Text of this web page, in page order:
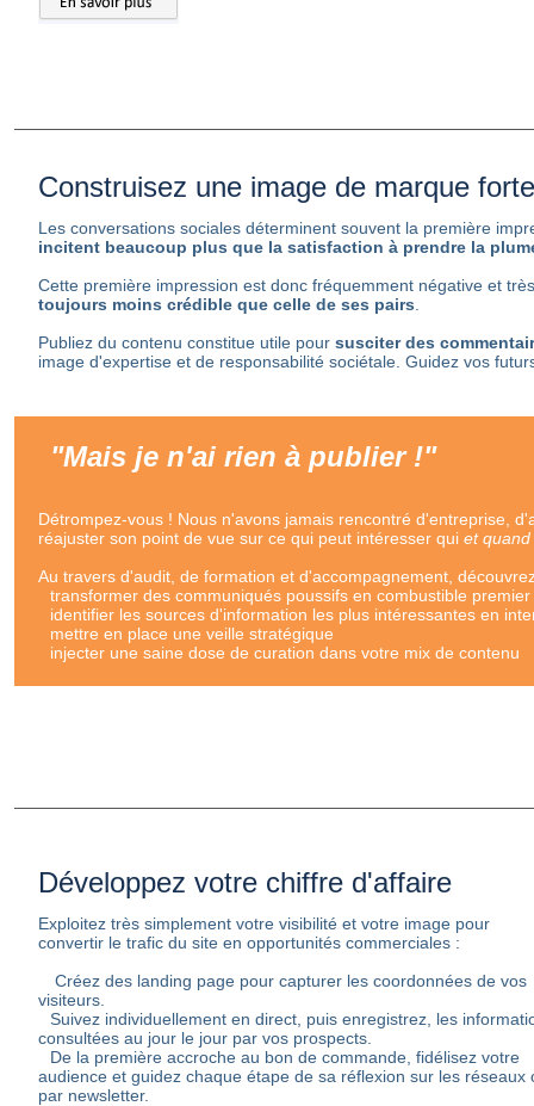
Construisez une image de marque forte
Les conversations sociales déterminent souvent la première
incitent beaucoup plus que la satisfaction à prendre la
Cette première impression est donc fréquemment négative et
toujours moins crédible que celle de ses pairs
Publiez du contenu constitue utile pour susciter des
image d'expertise et de responsabilité sociétale. Guidez vos
"Mais je n'ai rien à publier !"
Détrompez-vous ! Nous n'avons jamais rencontré d'entreprise,
réajuster son point de vue sur ce qui peut intéresser qui et quand
Au travers d'audit, de formation et d'accompagnement,
transformer des communiqués poussifs en combustible premier
identifier les sources d'information les plus intéressantes en
mettre en place une veille stratégique
injecter une saine dose de curation dans votre mix de contenu
Développez votre chiffre d'affaire
Exploitez très simplement votre visibilité et votre image pour
convertir le trafic du site en opportunités commerciales :
Créez des landing page pour capturer les coordonnées de vos
visiteurs.
Suivez individuellement en direct, puis enregistrez, les
consultées au jour le jour par vos prospects.
De la première accroche au bon de commande, fidélisez votre
audience et guidez chaque étape de sa réflexion sur les réseaux
par newsletter.